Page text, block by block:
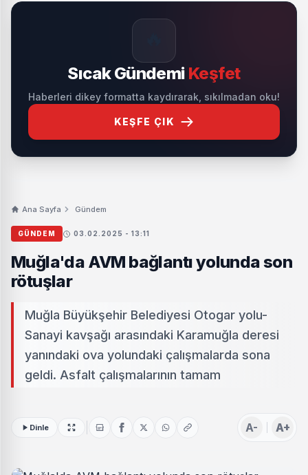
Sıcak Gündemi Keşfet
Haberleri dikey formatta kaydırarak, sıkılmadan oku!
KEŞFE ÇIK
Ana Sayfa Gündem
GÜNDEM 03.02.2025 - 13:11
Muğla'da AVM bağlantı yolunda son
rötuşlar
Muğla Büyükşehir Belediyesi Otogar yolu-
Sanayi kavşağı arasındaki Karamuğla deresi
yanındaki ova yolundaki çalışmalarda sona
geldi. Asfalt çalışmalarının tamam
Dinle A- A+